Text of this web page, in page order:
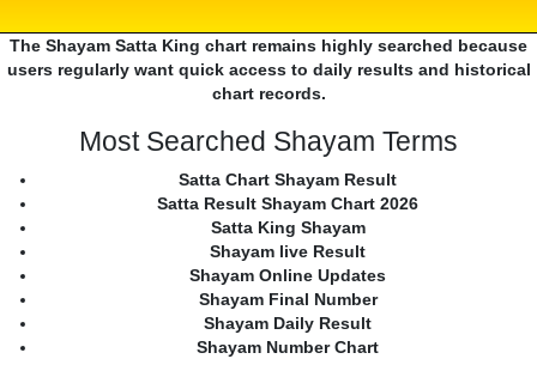
The Shayam Satta King chart remains highly searched because
users regularly want quick access to daily results and historical
chart records.
Most Searched Shayam Terms
Satta Chart Shayam Result
Satta Result Shayam Chart 2026
Satta King Shayam
Shayam live Result
Shayam Online Updates
Shayam Final Number
Shayam Daily Result
Shayam Number Chart